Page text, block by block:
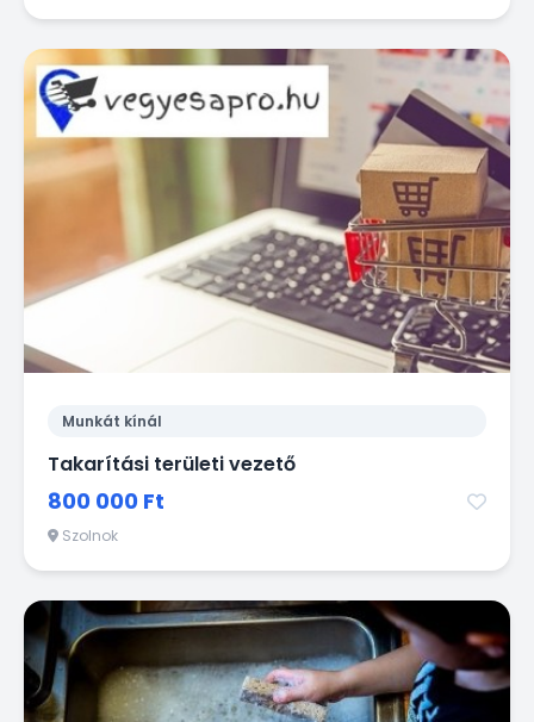
Munkát kínál
Takarítási területi vezető
800 000 Ft
Szolnok